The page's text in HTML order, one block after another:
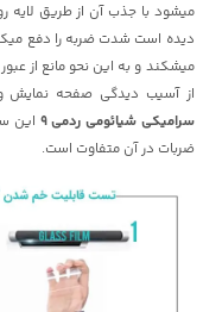
میشود با جذب آن از طریق لایه
دیده است شدت ضربه را دفع
میشکند و به این نحو مانع از
از آسیب دیدگی صفحه نمایش
سرامیکیشیائومی ردمی9 این
ضربات در آن متفاوت است.